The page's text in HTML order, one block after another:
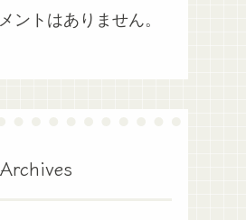
ントはありません。
Archives